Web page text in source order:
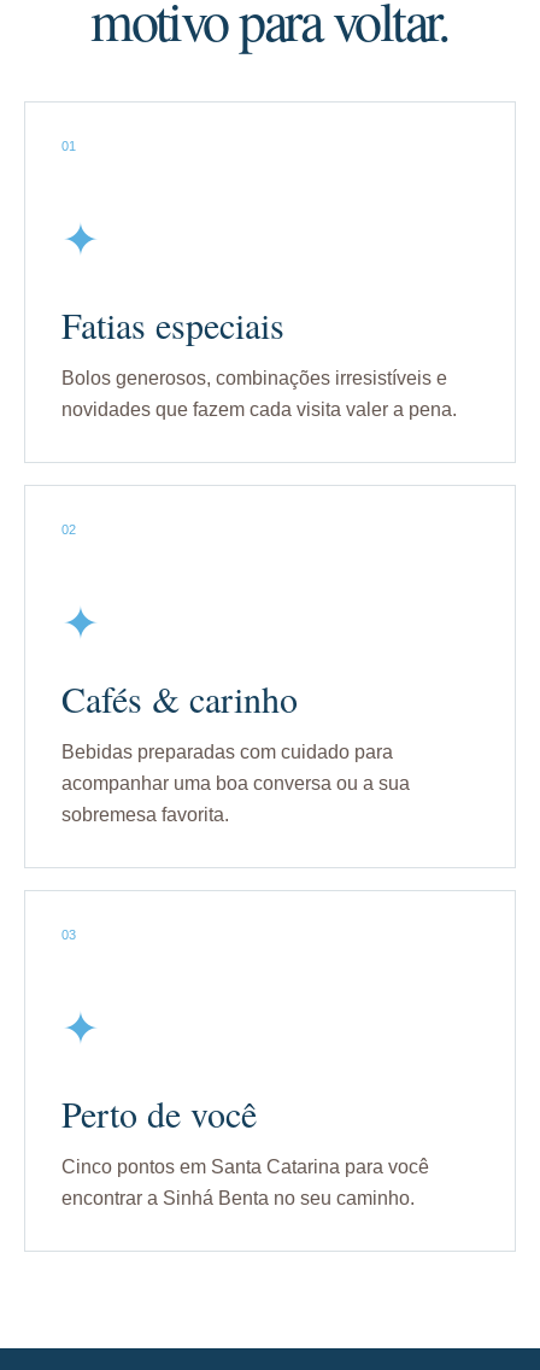
motivo para voltar.
01
✦
Fatias especiais
Bolos generosos, combinações irresistíveis e
novidades que fazem cada visita valer a pena.
02
✦
Cafés & carinho
Bebidas preparadas com cuidado para
acompanhar uma boa conversa ou a sua
sobremesa favorita.
03
✦
Perto de você
Cinco pontos em Santa Catarina para você
encontrar a Sinhá Benta no seu caminho.